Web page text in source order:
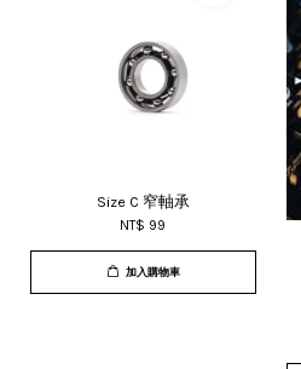
Size C 窄軸承
NT$ 99
加入購物車